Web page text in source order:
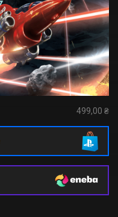
499,00 ₴